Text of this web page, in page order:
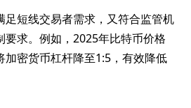
足短线交易者需求，又符合监管机
要求。例如，2025年比特币价格
加密货币杠杆降至1:5，有效降低